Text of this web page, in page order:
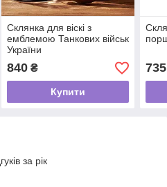
Склянка для віскі з
емблемою Танкових військ
України
840₴
Купити
735
за рік